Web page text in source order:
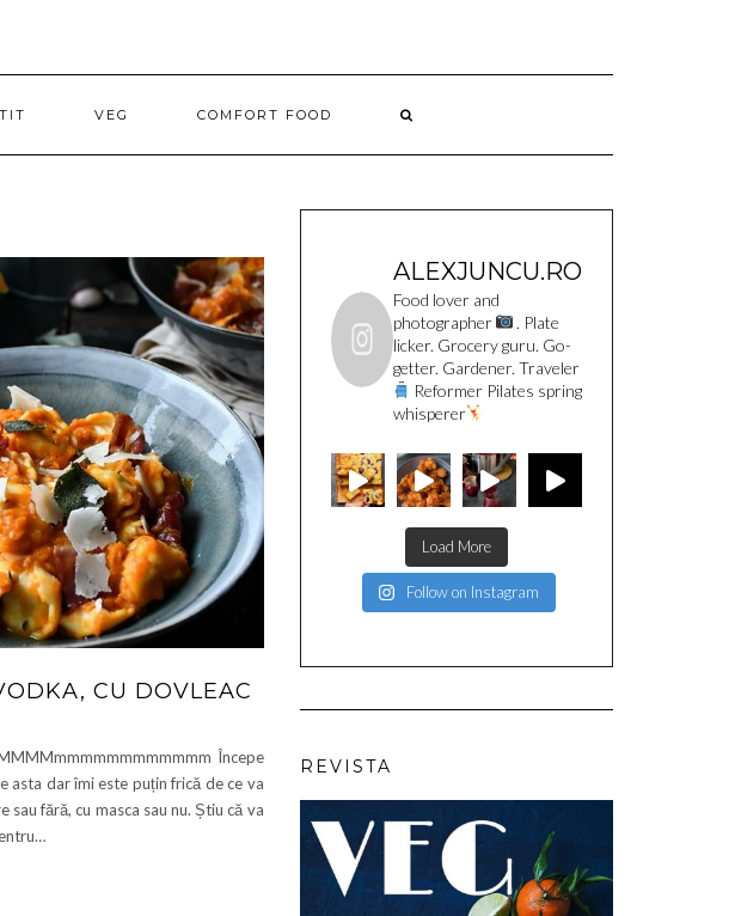
VEG COMFORT FOOD
CU DOVLEAC
Începe
asta dar îmi este puțin frică de ce va
sau fără, cu masca sau nu. Știu că va
ALEXJUNCU.RO
Food lover and
photographer
. Plate
licker. Grocery guru. Go-
getter. Gardener. Traveler
Reformer Pilates spring
whisperer
Load More
Follow on Instagram
REVISTA